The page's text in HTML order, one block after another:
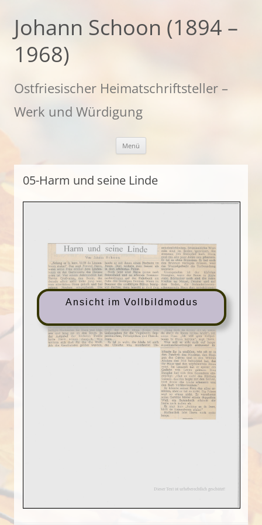
springen
Johann Schoon (1894 –
1968)
Ostfriesischer Heimatschriftsteller –
Werk und Würdigung
Menü
05-Harm und seine Linde
Ansicht im Vollbildmodus